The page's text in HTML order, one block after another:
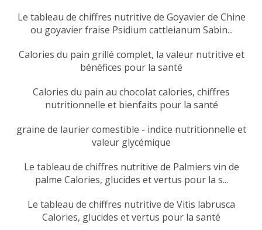
Le tableau de chiffres nutritive de Goyavier de Chine
ou goyavier fraise Psidium cattleianum Sabin...
Calories du pain grillé complet, la valeur nutritive et
bénéfices pour la santé
Calories du pain au chocolat calories, chiffres
nutritionnelle et bienfaits pour la santé
graine de laurier comestible - indice nutritionnelle et
valeur glycémique
Le tableau de chiffres nutritive de Palmiers vin de
palme Calories, glucides et vertus pour la s...
Le tableau de chiffres nutritive de Vitis labrusca
Calories, glucides et vertus pour la santé